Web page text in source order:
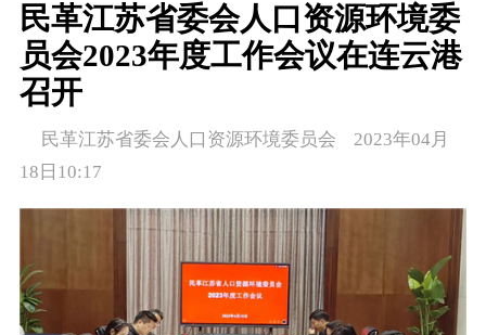
民革江苏省委会人口资源环境委
员会2023年度工作会议在连云港
召开
民革江苏省委会人口资源环境委员会 2023年04月
18日10:17